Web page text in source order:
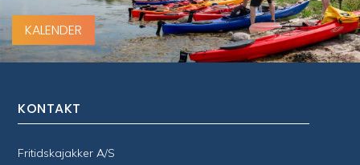
KALENDER
KONTAKT
Fritidskajakker A/S